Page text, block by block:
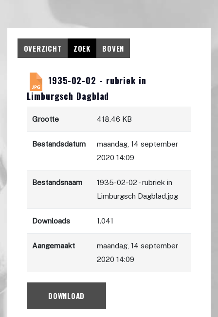
OVERZICHT ZOEK BOVEN
1935-02-02 - rubriek in
Limburgsch Dagblad
Grootte 418.46 KB
Bestandsdatum
maandag, 14 september
2020 14:09
Bestandsnaam
1935-02-02 - rubriek in
Limburgsch Dagblad.jpg
Downloads 1.041
Aangemaakt
maandag, 14 september
2020 14:09
DOWNLOAD